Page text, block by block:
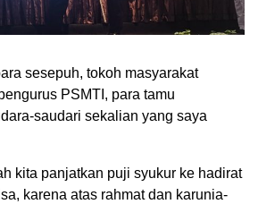
sesepuh, tokoh masyarakat
PSMTI, para tamu
saudari sekalian yang saya
kita panjatkan puji syukur ke hadirat
karena atas rahmat dan karunia-